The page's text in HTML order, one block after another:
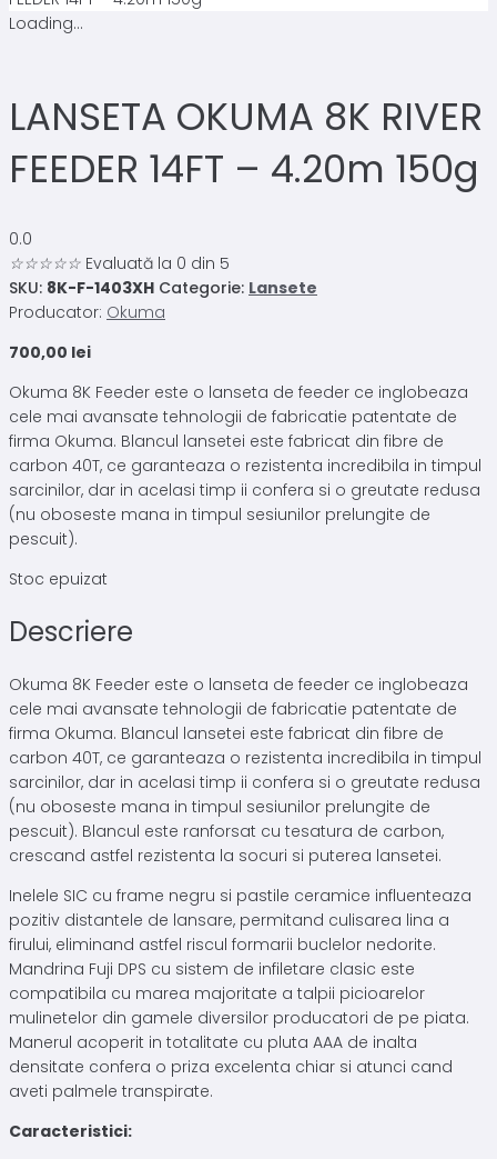
Loading...
LANSETA OKUMA 8K RIVER
FEEDER 14FT – 4.20m 150g
0.0
☆☆☆☆☆ Evaluată la 0 din 5
SKU: 8K-F-1403XH Categorie: Lansete
Producator: Okuma
700,00 lei
Okuma 8K Feeder este o lanseta de feeder ce inglobeaza
cele mai avansate tehnologii de fabricatie patentate de
firma Okuma. Blancul lansetei este fabricat din fibre de
carbon 40T, ce garanteaza o rezistenta incredibila in timpul
sarcinilor, dar in acelasi timp ii confera si o greutate redusa
(nu oboseste mana in timpul sesiunilor prelungite de
pescuit).
Stoc epuizat
Descriere
Okuma 8K Feeder este o lanseta de feeder ce inglobeaza
cele mai avansate tehnologii de fabricatie patentate de
firma Okuma. Blancul lansetei este fabricat din fibre de
carbon 40T, ce garanteaza o rezistenta incredibila in timpul
sarcinilor, dar in acelasi timp ii confera si o greutate redusa
(nu oboseste mana in timpul sesiunilor prelungite de
pescuit). Blancul este ranforsat cu tesatura de carbon,
crescand astfel rezistenta la socuri si puterea lansetei.
Inelele SIC cu frame negru si pastile ceramice influenteaza
pozitiv distantele de lansare, permitand culisarea lina a
firului, eliminand astfel riscul formarii buclelor nedorite.
Mandrina Fuji DPS cu sistem de infiletare clasic este
compatibila cu marea majoritate a talpii picioarelor
mulinetelor din gamele diversilor producatori de pe piata.
Manerul acoperit in totalitate cu pluta AAA de inalta
densitate confera o priza excelenta chiar si atunci cand
aveti palmele transpirate.
Caracteristici: